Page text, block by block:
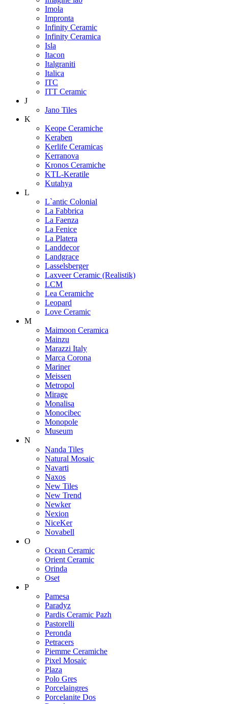
Imola
Impronta
Infinity Ceramic
Infinity Ceramica
Isla
Itacon
Italgraniti
Italica
ITC
ITT Ceramic
J
Jano Tiles
K
Keope Ceramiche
Keraben
Kerlife Ceramicas
Kerranova
Kronos Ceramiche
KTL-Keratile
Kutahya
L
L`antic Colonial
La Fabbrica
La Faenza
La Fenice
La Platera
Landdecor
Landgrace
Lasselsberger
Laxveer Ceramic (Realistik)
LCM
Lea Ceramiche
Leopard
Love Ceramic
M
Maimoon Ceramica
Mainzu
Marazzi Italy
Marca Corona
Mariner
Meissen
Metropol
Mirage
Monalisa
Monocibec
Monopole
Museum
N
Nanda Tiles
Natural Mosaic
Navarti
Naxos
New Tiles
New Trend
Newker
Nexion
NiceKer
Novabell
O
Ocean Ceramic
Orient Ceramic
Orinda
Oset
P
Pamesa
Paradyz
Pardis Ceramic Pazh
Pastorelli
Peronda
Petracers
Piemme Ceramiche
Pixel Mosaic
Plaza
Polo Gres
Porcelaingres
Porcelanite Dos